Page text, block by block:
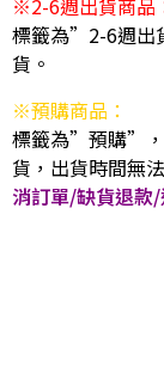
※2-6週出貨商品
標籤為”2-6週出
貨。
※預購商品：
標籤為”預購”，
貨，出貨時間無
消訂單/缺貨退款/